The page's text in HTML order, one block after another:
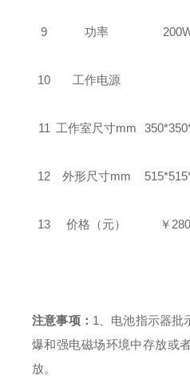
9 功率
10 工作电源
11 工作室尺寸mm
12 外形尺寸mm
13 价格（元） ￥
注意事项： 1、电池指示器批
爆和强电磁场环境中存放或
放。